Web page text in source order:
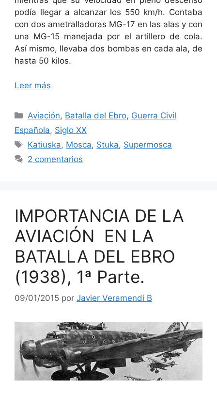
podía llegar a alcanzar los 550 km/h. Contaba
con dos ametralladoras MG-17 en las alas y con
una MG-15 manejada por el artillero de cola.
Así mismo, llevaba dos bombas en cada ala, de
hasta 50 kilos.
Leer más
Categorías
Aviación, Batalla del Ebro, Guerra Civil
Española, Siglo XX
Etiquetas
Katiuska, Mosca, Stuka, Supermosca
2 comentarios
IMPORTANCIA DE LA
AVIACIÓN EN LA
BATALLA DEL EBRO
(1938), 1ª Parte.
09/01/2015 por Javier Veramendi B